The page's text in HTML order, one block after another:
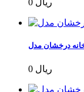
0 ریال